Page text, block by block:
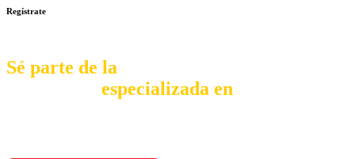
Regístrate
Sé parte de la
especializada en